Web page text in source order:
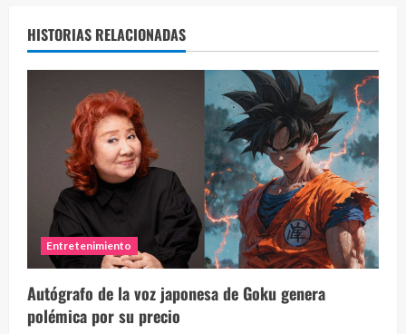
HISTORIAS RELACIONADAS
Entretenimiento
Autógrafo de la voz japonesa de Goku genera
polémica por su precio